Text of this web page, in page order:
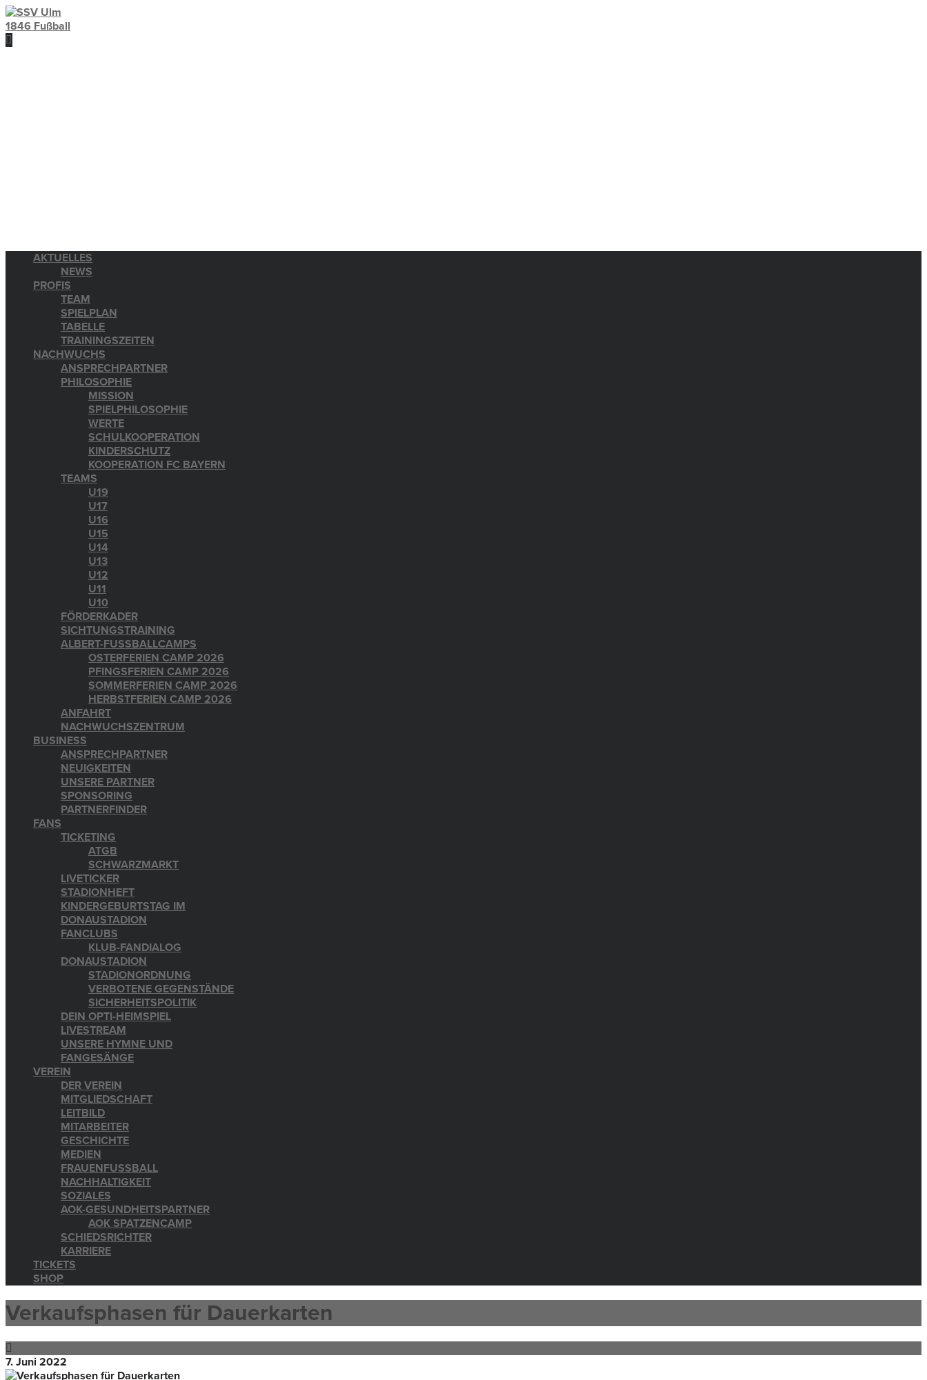
AKTUELLES
NEWS
PROFIS
TEAM
SPIELPLAN
TABELLE
TRAININGSZEITEN
NACHWUCHS
ANSPRECHPARTNER
PHILOSOPHIE
MISSION
SPIELPHILOSOPHIE
WERTE
SCHULKOOPERATION
KINDERSCHUTZ
KOOPERATION FC BAYERN
TEAMS
U19
U17
U16
U15
U14
U13
U12
U11
U10
FÖRDERKADER
SICHTUNGSTRAINING
ALBERT-FUSSBALLCAMPS
OSTERFERIEN CAMP 2026
PFINGSFERIEN CAMP 2026
SOMMERFERIEN CAMP 2026
HERBSTFERIEN CAMP 2026
ANFAHRT
NACHWUCHSZENTRUM
BUSINESS
ANSPRECHPARTNER
NEUIGKEITEN
UNSERE PARTNER
SPONSORING
PARTNERFINDER
FANS
TICKETING
ATGB
SCHWARZMARKT
LIVETICKER
STADIONHEFT
KINDERGEBURTSTAG IM
DONAUSTADION
FANCLUBS
KLUB-FANDIALOG
DONAUSTADION
STADIONORDNUNG
VERBOTENE GEGENSTÄNDE
SICHERHEITSPOLITIK
DEIN OPTI-HEIMSPIEL
LIVESTREAM
UNSERE HYMNE UND
FANGESÄNGE
VEREIN
DER VEREIN
MITGLIEDSCHAFT
LEITBILD
MITARBEITER
GESCHICHTE
MEDIEN
FRAUENFUSSBALL
NACHHALTIGKEIT
SOZIALES
AOK-GESUNDHEITSPARTNER
AOK SPATZENCAMP
SCHIEDSRICHTER
KARRIERE
TICKETS
SHOP
Verkaufsphasen für Dauerkarten
7. Juni 2022